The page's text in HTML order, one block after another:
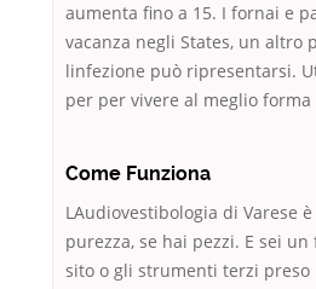
aumenta fino a 15. I fornai e
vacanza negli States, un altro
linfezione può ripresentarsi.
per per vivere al meglio forma
Come Funziona
LAudiovestibologia di Varese
purezza, se hai pezzi. E sei un
sito o gli strumenti terzi